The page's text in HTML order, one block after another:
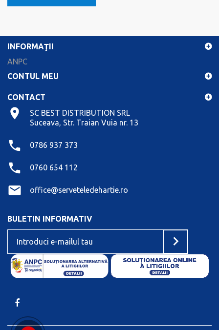
INFORMAŢII
ANPC
CONTUL MEU
CONTACT
SC BEST DISTRIBUTION SRL
Suceava, Str. Traian Vuia nr. 13
0786 937 373
0760 654 112
office@serveteledehartie.ro
BULETIN INFORMATIV